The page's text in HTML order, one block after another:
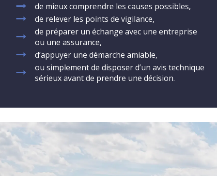
de mieux comprendre les causes possibles,
de relever les points de vigilance,
de préparer un échange avec une entreprise
ou une assurance,
d’appuyer une démarche amiable,
ou simplement de disposer d’un avis technique
sérieux avant de prendre une décision.